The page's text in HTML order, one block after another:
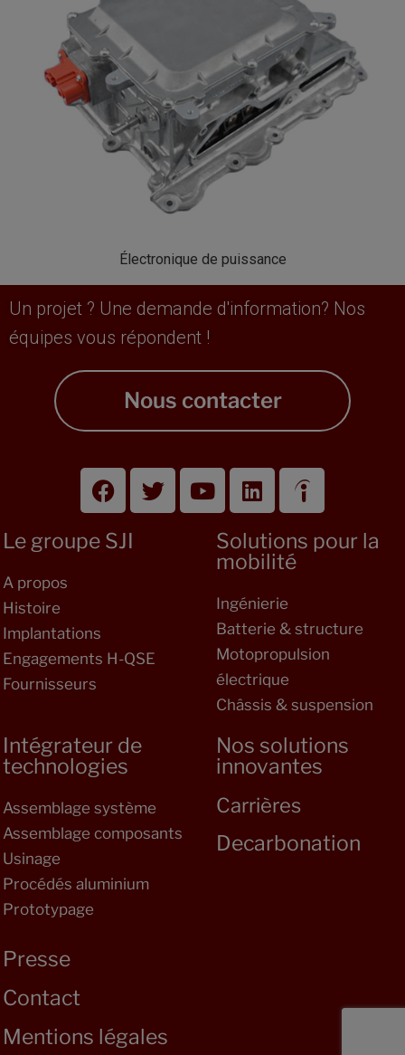
Électronique de puissance
Un projet ? Une demande d'information? Nos
équipes vous répondent !
Nous contacter
Le groupe SJI
A propos
Histoire
Implantations
Engagements H-QSE
Fournisseurs
Solutions pour la
mobilité
Ingénierie
Batterie & structure
Motopropulsion
électrique
Châssis & suspension
Intégrateur de
technologies
Assemblage système
Assemblage composants
Usinage
Procédés aluminium
Prototypage
Nos solutions
innovantes
Carrières
Decarbonation
Presse
Contact
Mentions légales